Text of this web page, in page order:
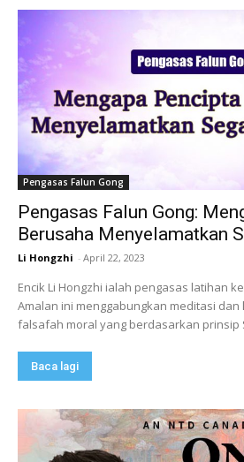
Pengasas Falun Gong
Pengasas Falun Gong:
Berusaha Menyelamatkan
Li Hongzhi - April 22, 2023
Encik Li Hongzhi ialah pengasas latihan
Amalan ini menggabungkan meditasi
falsafah moral yang berdasarkan prinsip
Baca lagi